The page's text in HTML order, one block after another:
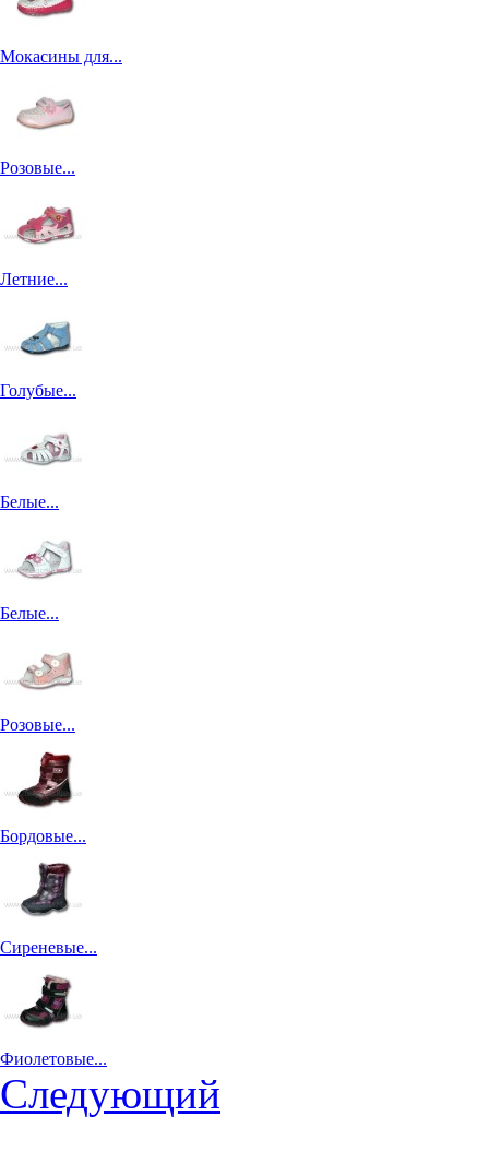
Мокасины для...
Розовые...
Летние...
Голубые...
Белые...
Белые...
Розовые...
Бордовые...
Сиреневые...
Фиолетовые...
Следующий